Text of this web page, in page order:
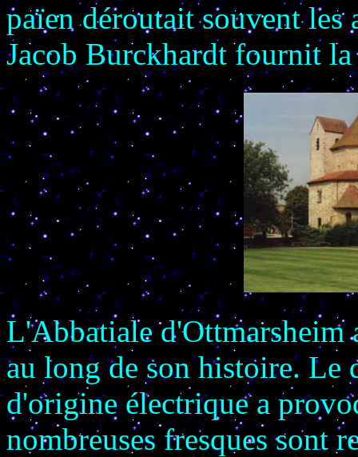
païen déroutait souvent les
Jacob Burckhardt fournit
L'Abbatiale d'Ottmarsheim
au long de son histoire. Le
d'origine électrique a
nombreuses fresques sont